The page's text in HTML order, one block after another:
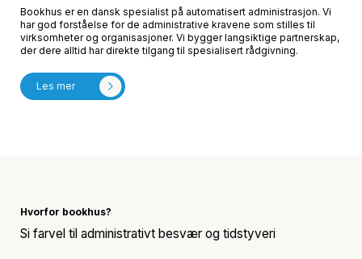
Bookhus er en dansk spesialist på automatisert administrasjon. Vi
har god forståelse for de administrative kravene som stilles til
virksomheter og organisasjoner. Vi bygger langsiktige partnerskap,
der dere alltid har direkte tilgang til spesialisert rådgivning.
Les mer
Hvorfor bookhus?
Si farvel til administrativt besvær og tidstyveri